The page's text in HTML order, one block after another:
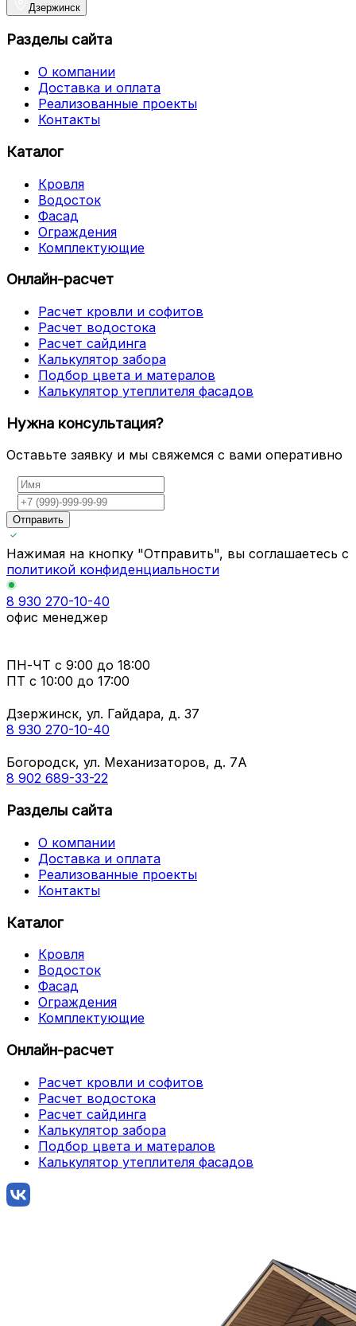
Дзержинск
Разделы сайта
О компании
Доставка и оплата
Реализованные проекты
Контакты
Каталог
Кровля
Водосток
Фасад
Ограждения
Комплектующие
Онлайн-расчет
Расчет кровли и софитов
Расчет водостока
Расчет сайдинга
Калькулятор забора
Подбор цвета и матералов
Калькулятор утеплителя фасадов
Нужна консультация?
Оставьте заявку и мы свяжемся с вами оперативно
Отправить
Нажимая на кнопку "Отправить", вы соглашаетесь с
политикой конфиденциальности
8 930 270-10-40
офис менеджер
ПН-ЧТ с 9:00 до 18:00
ПТ с 10:00 до 17:00
Дзержинск, ул. Гайдара, д. 37
8 930 270-10-40
Богородск, ул. Механизаторов, д. 7А
8 902 689-33-22
Разделы сайта
О компании
Доставка и оплата
Реализованные проекты
Контакты
Каталог
Кровля
Водосток
Фасад
Ограждения
Комплектующие
Онлайн-расчет
Расчет кровли и софитов
Расчет водостока
Расчет сайдинга
Калькулятор забора
Подбор цвета и матералов
Калькулятор утеплителя фасадов